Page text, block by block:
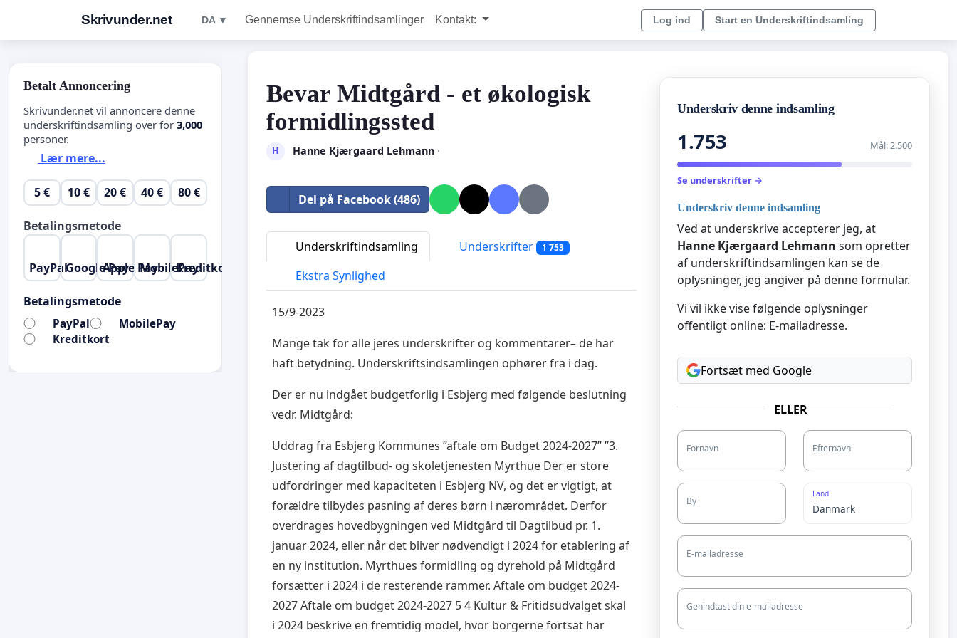
Skrivunder.net DA ▼ Gennemse Underskriftindsamlinger Kontakt: Log ind Start en Underskriftindsamling
Bevar Midtgård - et økologisk
formidlingssted
H Hanne Kjærgaard Lehmann·
Del på Facebook (486)
Underskriftindsamling Underskrifter 1 753
Ekstra Synlighed
15/9-2023
Mange tak for alle jeres underskrifter og kommentarer– de har
haft betydning. Underskriftsindsamlingen ophører fra i dag.
Der er nu indgået budgetforlig i Esbjerg med følgende beslutning
vedr. Midtgård:
Uddrag fra Esbjerg Kommunes ”aftale om Budget 2024-2027” ”3.
Justering af dagtilbud- og skoletjenesten Myrthue Der er store
udfordringer med kapaciteten i Esbjerg NV, og det er vigtigt, at
forældre tilbydes pasning af deres børn i nærområdet. Derfor
overdrages hovedbygningen ved Midtgård til Dagtilbud pr. 1.
januar 2024, eller når det bliver nødvendigt i 2024 for etablering af
en ny institution. Myrthues formidling og dyrehold på Midtgård
forsætter i 2024 i de resterende rammer. Aftale om budget 2024-
2027 Aftale om budget 2024-2027 5 4 Kultur & Fritidsudvalget skal
i 2024 beskrive en fremtidig model, hvor borgerne fortsat har
Underskriv denne indsamling
1.753 Mål: 2.500
Se underskrifter →
Underskriv denne indsamling
Ved at underskrive accepterer jeg, at
Hanne Kjærgaard Lehmann som opretter
af underskriftindsamlingen kan se de
oplysninger, jeg angiver på denne formular.
Vi vil ikke vise følgende oplysninger
offentligt online: E-mailadresse.
Fortsæt med Google
ELLER
Fornavn Efternavn
By
Land
E-mailadresse
Genindtast din e-mailadresse
Betalt Annoncering
Skrivunder.net vil annoncere denne
underskriftindsamling over for 3,000
personer.
Lær mere...
5 € 10 € 20 € 40 € 80 €
Betalingsmetode
PayPalGoogle PayApple PayMobilePayKreditkort
Betalingsmetode
PayPal
MobilePay
Kreditkort